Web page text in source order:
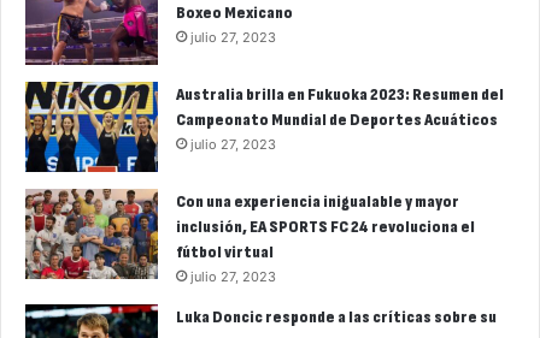
Boxeo Mexicano
julio 27, 2023
Australia brilla en Fukuoka 2023: Resumen del
Campeonato Mundial de Deportes Acuáticos
julio 27, 2023
Con una experiencia inigualable y mayor
inclusión, EA SPORTS FC 24 revoluciona el
fútbol virtual
julio 27, 2023
Luka Doncic responde a las críticas sobre su